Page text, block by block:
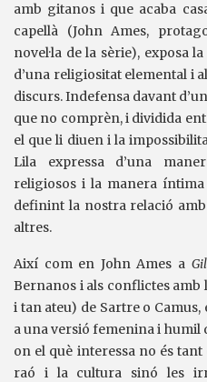
amb gitanos i que acaba
capellà (John Ames,
novel·la de la sèrie), exposa
d’una religiositat elemental i
discurs. Indefensa davant
que no comprèn, i dividida
el que li diuen i la
Lila expressa d’una
religiosos i la manera
definint la nostra relació
altres.
Així com en John Ames a
Bernanos i als conflictes amb
i tan ateu) de Sartre o
a una versió femenina i humil
on el què interessa no és
raó i la cultura sinó les